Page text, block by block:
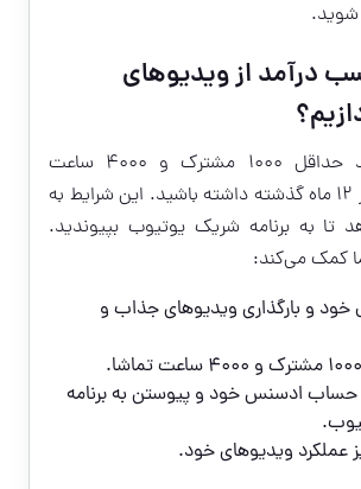
شوید.
درآمد از ویدیوهای
برای شروع، باید حداقل ۱۰۰۰ مشترک و ۴۰۰۰ ساعت
تماشای ویدیو در ۱۲ ماه گذشته داشته باشید. این شرایط به
تا به برنامه شریک یوتیوب بپیوندید.
کمک می‌کند:
خود و بارگذاری ویدیوهای جذاب و
حساب ادسنس خود و پیوستن به برنامه
عملکرد ویدیوهای خود.